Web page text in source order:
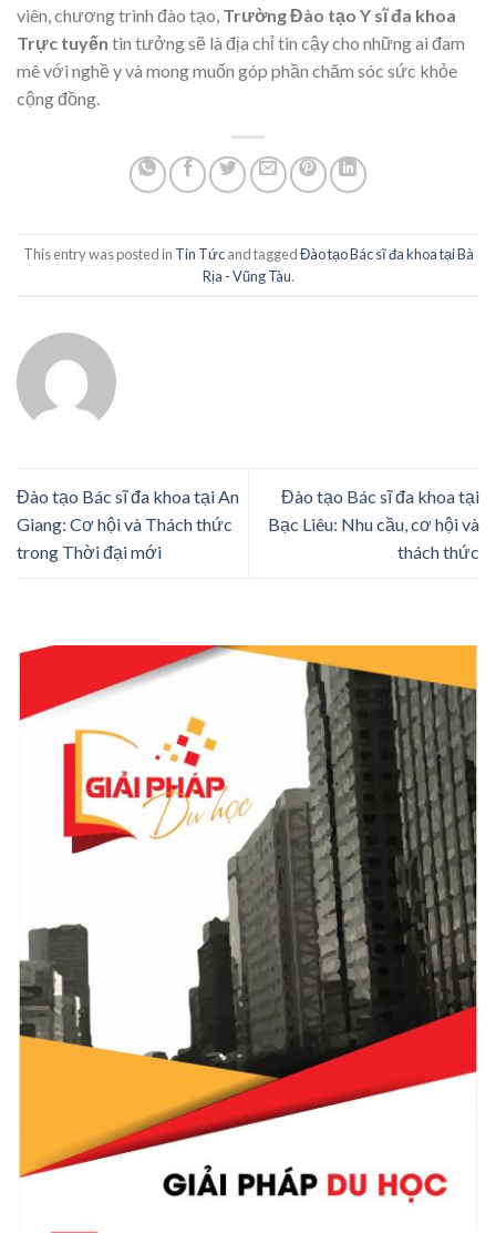
viên, chương trình đào tạo, Trường Đào tạo Y sĩ đa khoa
Trực tuyến tin tưởng sẽ là địa chỉ tin cậy cho những ai đam
mê với nghề y và mong muốn góp phần chăm sóc sức khỏe
cộng đồng.
This entry was posted in Tin Tứcand taggedĐào tạo Bác sĩ đa khoa tại Bà
Rịa - Vũng Tàu.
Đào tạo Bác sĩ đa khoa tại An
Giang: Cơ hội và Thách thức
trong Thời đại mới
Đào tạo Bác sĩ đa khoa tại
Bạc Liêu: Nhu cầu, cơ hội và
thách thức